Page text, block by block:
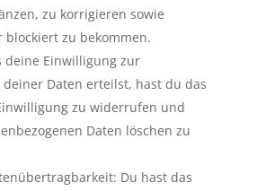
zu korrigieren sowie
blockiert zu bekommen.
deine Einwilligung zur
Daten erteilst, hast du das
zu widerrufen und
Daten löschen zu
Du hast das